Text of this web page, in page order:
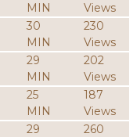
MIN
Views
30
MIN
230
Views
29
MIN
202
Views
25
MIN
187
Views
29
260